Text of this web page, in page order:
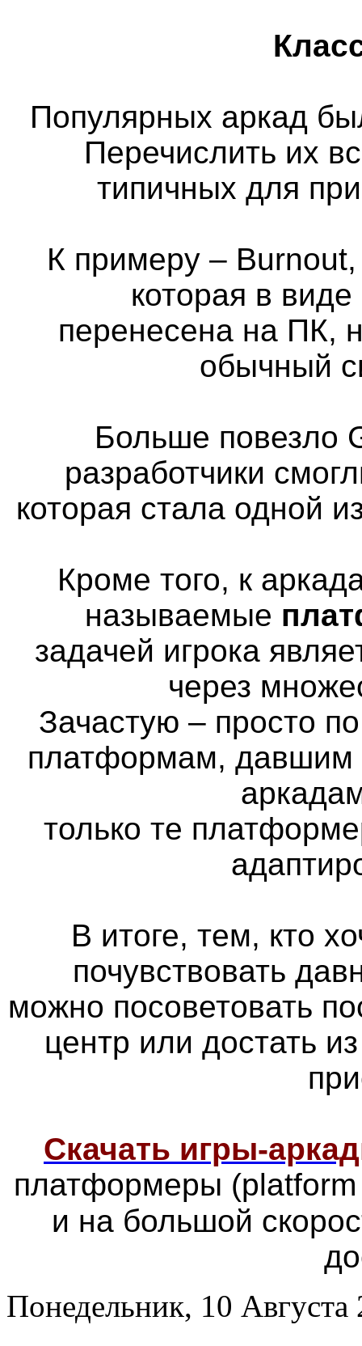
Популярных аркад
Перечислить их
типичных для
К примеру – Burnout,
которая в
перенесена на ПК,
обычный
Больше повезло
разработчики
которая стала одной
Кроме того, к
называемые
задачей игрока
через
Зачастую – просто
платформам, давшим
только те
В итоге, тем, кто
почувствовать
можно посоветовать
центр или достать
Скачать игры-
платформеры
и на большой
Понедельник, 10 Августа